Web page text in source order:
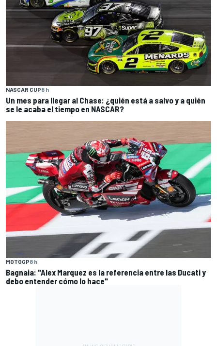
NASCAR CUP8 h
Un mes para llegar al Chase: ¿quién está a salvo y a quién
se le acaba el tiempo en NASCAR?
MOTOGP8 h
Bagnaia: "Alex Marquez es la referencia entre las Ducati y
debo entender cómo lo hace"